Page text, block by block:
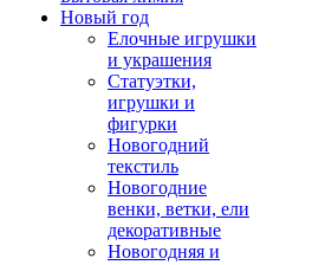
Новый год
Елочные игрушки
и украшения
Статуэтки,
игрушки и
фигурки
Новогодний
текстиль
Новогодние
венки, ветки, ели
декоративные
Новогодняя и